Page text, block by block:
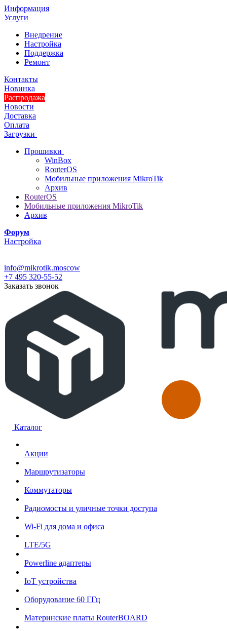
Информация
Услуги
Внедрение
Настройка
Поддержка
Ремонт
Контакты
Новинка
Распродажа
Новости
Доставка
Оплата
Загрузки
Прошивки
WinBox
RouterOS
Мобильные приложения MikroTik
Архив
RouterOS
Мобильные приложения MikroTik
Архив
Форум
Настройка
info@mikrotik.moscow
+7 495 320-55-52
Заказать звонок
Каталог
Акции
Маршрутизаторы
Коммутаторы
Радиомосты и уличные точки доступа
Wi-Fi для дома и офиса
LTE/5G
Powerline адаптеры
IoT устройства
Оборудование 60 ГГц
Материнские платы RouterBOARD